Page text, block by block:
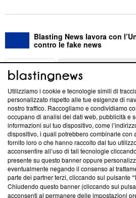
Blasting News lavora con
contro le fake news
ABOUT
Questa sezione offre informazioni
News, sui nostri processi editoriali e
creare news di qualità. Inoltre,
‘Trust Project - News with Integrity’
ancora membro del programma, ma
parte; Trust Project non ha ancora
conformità agli standard.
Su di noi
Utilizziamo i cookie e tecnologie simili di
personalizzato rispetto alle tue esigenze di
nostro traffico. Raccogliamo e condividiamo
occupano di analisi dei dati web, pubblicità e
informazioni sul tuo dispositivo, come
dispositivo, i quali potrebbero combinarle con
fornito loro o che hanno raccolto dal tuo
acconsentire all’uso di tali tecnologie
presente su questo banner oppure
eventualmente negando il consenso al
parte dei partner terzi, cliccando sul pulsante
Chiudendo questo banner (cliccando sul
acconsenti al permanere delle impostazioni